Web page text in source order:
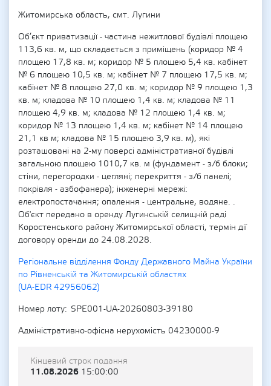
Житомирська область, смт. Лугини
Об’єкт приватизації - частина нежитлової будівлі площею
113,6 кв. м, що складається з приміщень (коридор № 4
площею 17,8 кв. м; коридор № 5 площею 5,4 кв. кабінет
№ 6 площею 10,5 кв. м; кабінет № 7 площею 17,5 кв. м;
кабінет № 8 площею 27,0 кв. м; коридор № 9 площею 1,3
кв. м; кладова № 10 площею 1,4 кв. м; кладова № 11
площею 4,9 кв. м; кладова № 12 площею 1,4 кв. м;
коридор № 13 площею 1,4 кв. м; кабінет № 14 площею
21,1 кв м; кладова № 15 площею 3,9 кв. м), які
розташовані на 2-му поверсі адміністративної будівлі
загальною площею 1010,7 кв. м (фундамент - з/б блоки;
стіни, перегородки - цегляні; перекриття - з/б панелі;
покрівля - азбофанера); інженерні мережі:
електропостачання; опалення - центральне, водяне. .
Об'єкт передано в оренду Лугинській селищній раді
Коростенського району Житомирської області, термін дії
договору оренди до 24.08.2028.
Регіональне відділення Фонду Державного Майна України
по Рівненській та Житомирській областях
(UA-EDR 42956062)
Номер лоту
SPE001-UA-20260803-39180
Адміністративно-офісна нерухомість 04230000-9
Кінцевий строк подання
11.08.2026 15:00:00